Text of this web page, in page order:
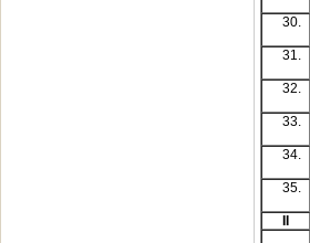
30.
31.
32.
33.
34.
35.